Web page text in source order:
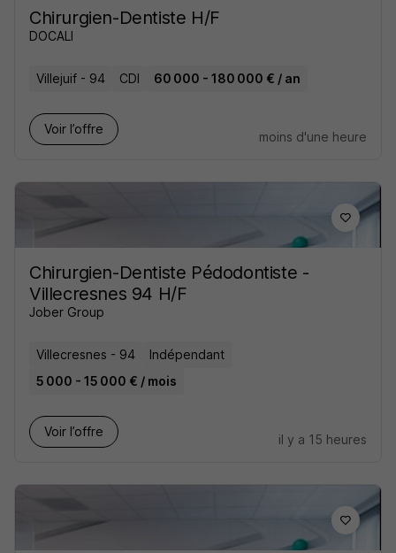
Chirurgien-Dentiste H/F
DOCALI
Villejuif - 94 CDI 60 000 - 180 000 € / an
Voir l’offre
moins d'une heure
Chirurgien-Dentiste Pédodontiste -
Villecresnes 94 H/F
Jober Group
Villecresnes - 94
Indépendant
5 000 - 15 000 € / mois
Voir l’offre
il y a 15 heures